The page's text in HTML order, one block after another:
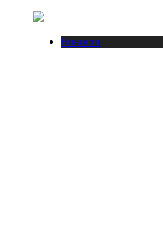
Новости